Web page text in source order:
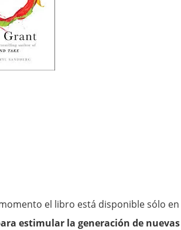
el libro está disponible sólo
estimular la generación de